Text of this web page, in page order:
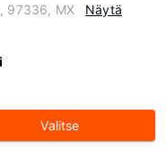
97336, MX
Näytä
Valitse